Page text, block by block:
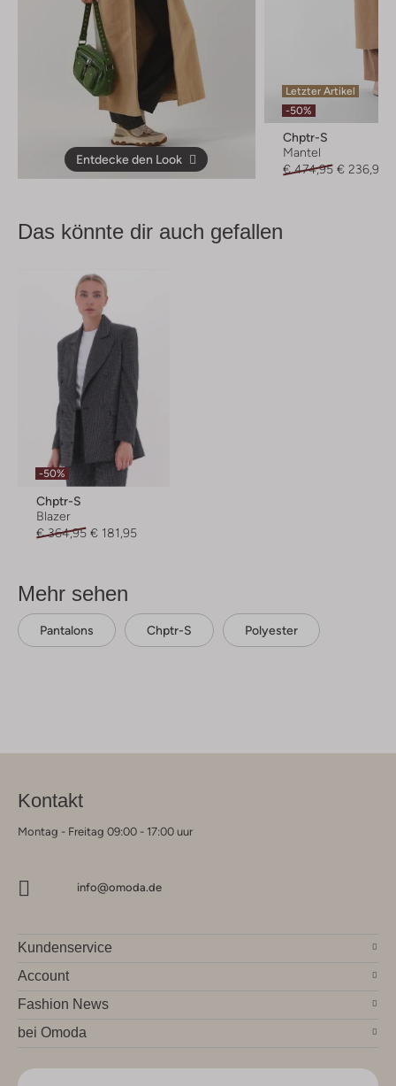
Entdecke den Look
Letzter Artikel
-50%
Chptr-S
Mantel
€ 474,95 € 236,99
Das könnte dir auch gefallen
-50%
Chptr-S
Blazer
€ 364,95 € 181,95
Mehr sehen
Pantalons Chptr-S Polyester
Kontakt
Montag - Freitag 09:00 - 17:00 uur
info@omoda.de
Kundenservice
Account
Fashion News
bei Omoda